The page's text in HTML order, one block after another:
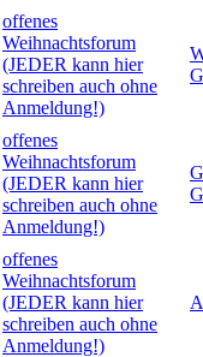
offenes
Weihnachtsforum
(JEDER kann hier
schreiben auch ohne
Anmeldung!)
offenes
Weihnachtsforum
(JEDER kann hier
schreiben auch ohne
Anmeldung!)
offenes
Weihnachtsforum
(JEDER kann hier
schreiben auch ohne
Anmeldung!)